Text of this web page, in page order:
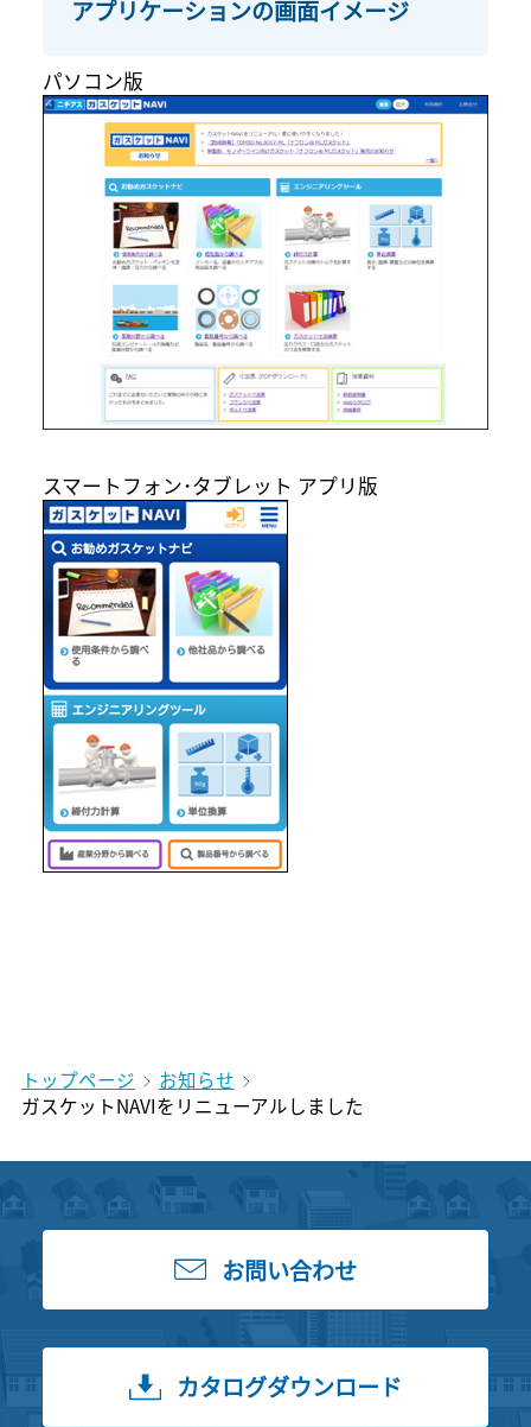
アプリケーションの画面イメージ
パソコン版
スマートフォン･タブレット アプリ版
トップページ
お知らせ
ガスケットNAVIをリニューアルしました
お問い合わせ
カタログダウンロード